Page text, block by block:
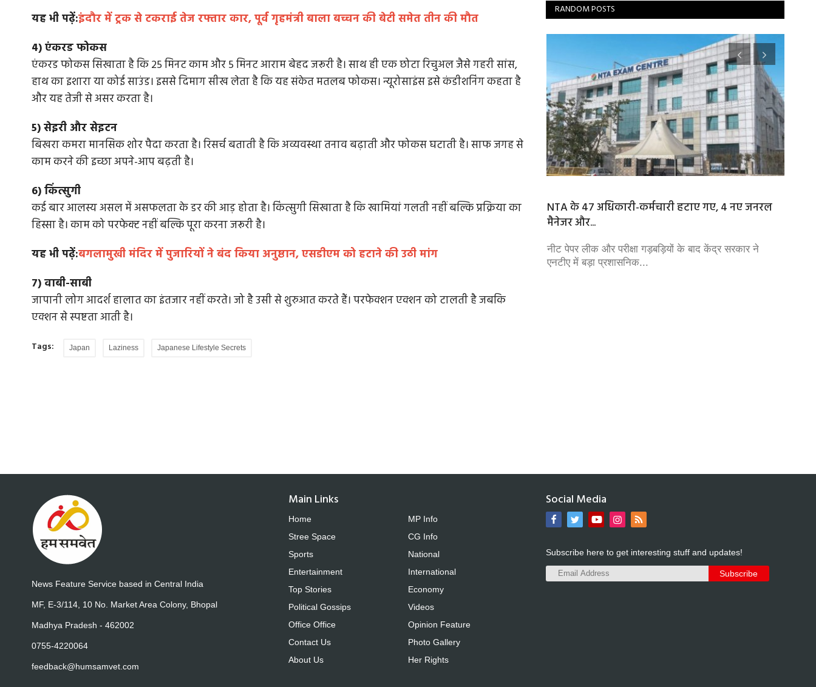
यह भी पढ़ें:इंदौर में ट्रक से टकराई तेज रफ्तार कार, पूर्व गृहमंत्री बाला बच्चन की बेटी समेत तीन की मौत
4) एंकरड फोकस
एंकरड फोकस सिखाता है कि 25 मिनट काम और 5 मिनट आराम बेहद जरूरी है। साथ ही एक छोटा रिचुअल जैसे गहरी सांस,
हाथ का इशारा या कोई साउंड। इससे दिमाग सीख लेता है कि यह संकेत मतलब फोकस। न्यूरोसाइंस इसे कंडीशनिंग कहता है
और यह तेजी से असर करता है।
5) सेइरी और सेइटन
बिखरा कमरा मानसिक शोर पैदा करता है। रिसर्च बताती है कि अव्यवस्था तनाव बढ़ाती और फोकस घटाती है। साफ जगह से
काम करने की इच्छा अपने-आप बढ़ती है।
6) किंत्सुगी
कई बार आलस्य असल में असफलता के डर की आड़ होता है। किंत्सुगी सिखाता है कि खामियां गलती नहीं बल्कि प्रक्रिया का
हिस्सा है। काम को परफेक्ट नहीं बल्कि पूरा करना जरूरी है।
यह भी पढ़ें:बगलामुखी मंदिर में पुजारियों ने बंद किया अनुष्ठान, एसडीएम को हटाने की उठी मांग
7) वाबी-साबी
जापानी लोग आदर्श हालात का इंतजार नहीं करते। जो है उसी से शुरुआत करते हैं। परफेक्शन एक्शन को टालती है जबकि
एक्शन से स्पष्टता आती है।
Tags: Japan Laziness Japanese Lifestyle Secrets
RANDOM POSTS
ओर धकेलता
आपूर्ति की रीढ़
लोकतंत्र का नया शाहगंज मॉडल, समरस का सियासी ढोंग
शाहगंज मॉडल असल में लोकतंत्र का राजशाही स्वरूप है.. यह बहुत
गंभीर प्रश्न है जो लोकतंत्र...
WhatsApp लिंक पर एक क्लिक से खाते से उड़ गए 74
ग्वालियर के माधौगंज क्षेत्र में एक युवक WhatsApp पर आई
NTA के 47 अधिकारी-कर्मचारी हटाए गए, 4 नए जनरल
मैनेजर और...
नीट पेपर लीक और परीक्षा गड़बड़ियों के बाद केंद्र सरकार ने
एनटीए में बड़ा प्रशासनिक...
News Feature Service based in Central India
MF, E-3/114, 10 No. Market Area Colony, Bhopal
Madhya Pradesh - 462002
0755-4220064
feedback@humsamvet.com
Main Links
Home
Stree Space
Sports
Entertainment
Top Stories
Political Gossips
Office Office
Contact Us
About Us
MP Info
CG Info
National
International
Economy
Videos
Opinion Feature
Photo Gallery
Her Rights
Social Media
Subscribe here to get interesting stuff and updates!